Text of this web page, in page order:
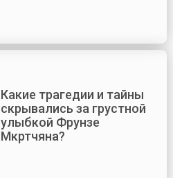
Какие трагедии и тайны
скрывались за грустной
улыбкой Фрунзе
Мкртчяна?